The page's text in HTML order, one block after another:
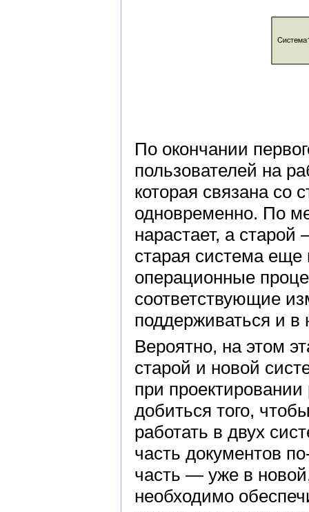
По окончании
пользователей на
которая связана со
одновременно. По
нарастает, а
старая система
операционные
соответствующие
поддерживаться и в
Вероятно, на этом
старой и новой
при
добиться того,
работать в двух
часть документов
часть — уже в
необходимо